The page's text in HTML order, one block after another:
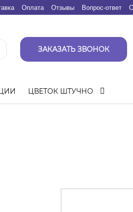
Оплата Отзывы Вопрос-ответ
ЗАКАЗАТЬ ЗВОНОК
ЦВЕТОК ШТУЧНО